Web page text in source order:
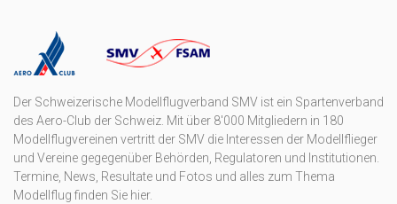
Der Schweizerische Modellflugverband SMV ist ein Spartenverband
des Aero-Club der Schweiz. Mit über 8'000 Mitgliedern in 180
Modellflugvereinen vertritt der SMV die Interessen der Modellflieger
und Vereine gegegenüber Behörden, Regulatoren und Institutionen.
Termine, News, Resultate und Fotos und alles zum Thema
Modellflug finden Sie hier.